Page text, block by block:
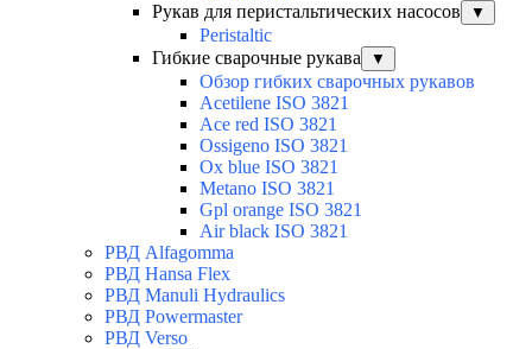
Рукав для перистальтических насосов
▼
Peristaltic
Гибкие сварочные рукава
▼
Обзор гибких сварочных рукавов
Acetilene ISO 3821
Ace red ISO 3821
Ossigeno ISO 3821
Ox blue ISO 3821
Metano ISO 3821
Gpl orange ISO 3821
Air black ISO 3821
РВД Alfagomma
РВД Hansa Flex
РВД Manuli Hydraulics
РВД Powermaster
РВД Verso